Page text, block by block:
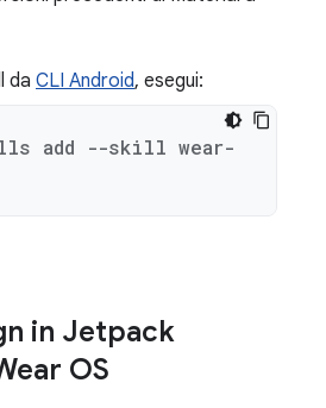
da CLI Android, esegui:
add --skill wear-
in Jetpack
OS